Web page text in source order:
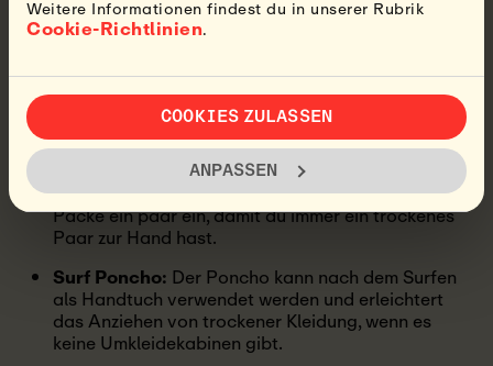
Weitere Informationen findest du in unserer Rubrik
Cookie-Richtlinien.
COOKIES ZULASSEN
ANPASSEN
Boardshorts/Bikini:Boardshorts oder Bikinis
sind (natürlich) unverzichtbar für deinen Surftrip!
Packe ein paar ein, damit du immer ein trockenes
Paar zur Hand hast.
Surf Poncho: Der Poncho kann nach dem Surfen
als Handtuch verwendet werden und erleichtert
das Anziehen von trockener Kleidung, wenn es
keine Umkleidekabinen gibt.